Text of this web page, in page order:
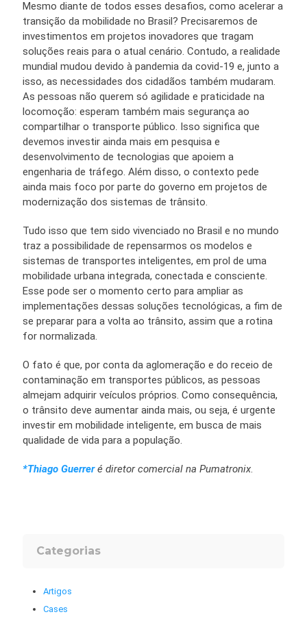
Mesmo diante de todos esses desafios, como acelerar a
transição da mobilidade no Brasil? Precisaremos de
investimentos em projetos inovadores que tragam
soluções reais para o atual cenário. Contudo, a realidade
mundial mudou devido à pandemia da covid-19 e, junto a
isso, as necessidades dos cidadãos também mudaram.
As pessoas não querem só agilidade e praticidade na
locomoção: esperam também mais segurança ao
compartilhar o transporte público. Isso significa que
devemos investir ainda mais em pesquisa e
desenvolvimento de tecnologias que apoiem a
engenharia de tráfego. Além disso, o contexto pede
ainda mais foco por parte do governo em projetos de
modernização dos sistemas de trânsito.
Tudo isso que tem sido vivenciado no Brasil e no mundo
traz a possibilidade de repensarmos os modelos e
sistemas de transportes inteligentes, em prol de uma
mobilidade urbana integrada, conectada e consciente.
Esse pode ser o momento certo para ampliar as
implementações dessas soluções tecnológicas, a fim de
se preparar para a volta ao trânsito, assim que a rotina
for normalizada.
O fato é que, por conta da aglomeração e do receio de
contaminação em transportes públicos, as pessoas
almejam adquirir veículos próprios. Como consequência,
o trânsito deve aumentar ainda mais, ou seja, é urgente
investir em mobilidade inteligente, em busca de mais
qualidade de vida para a população.
*Thiago Guerreré diretor comercial na Pumatronix.
Categorias
Artigos
Cases